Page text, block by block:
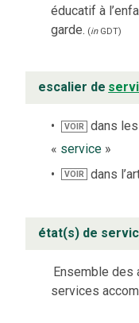
éducatif à
garde. (inGDT)
escalier de
VOIR
dans
« service »
VOIR dans
état(s) de
Ensemble des
services